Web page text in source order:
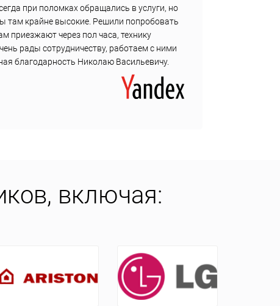
при поломках обращались в услуги, но
там крайне высокие. Решили попробовать
приезжают через пол часа, технику
рады сотрудничеству, работаем с ними
благодарность Николаю Васильевичу.
включая: